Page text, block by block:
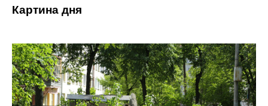
Картина дня